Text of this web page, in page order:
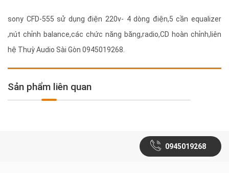
sony CFD-555 sử dụng điện 220v- 4 dòng điện,5 cần equalizer
,nút chỉnh balance,các chức năng băng,radio,CD hoàn chỉnh,liên
hệ Thuỳ Audio Sài Gòn 0945019268.
Sản phẩm liên quan
0945019268